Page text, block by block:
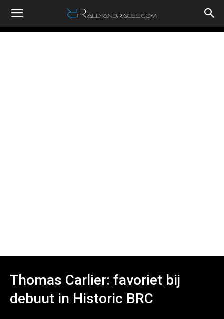
RallyandRaces.com
Thomas Carlier: favoriet bij
debuut in Historic BRC